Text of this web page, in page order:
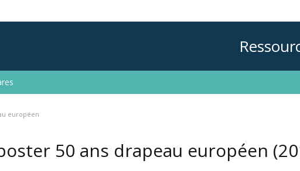
européen
50 ans drapeau européen